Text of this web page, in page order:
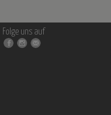
Folge uns auf